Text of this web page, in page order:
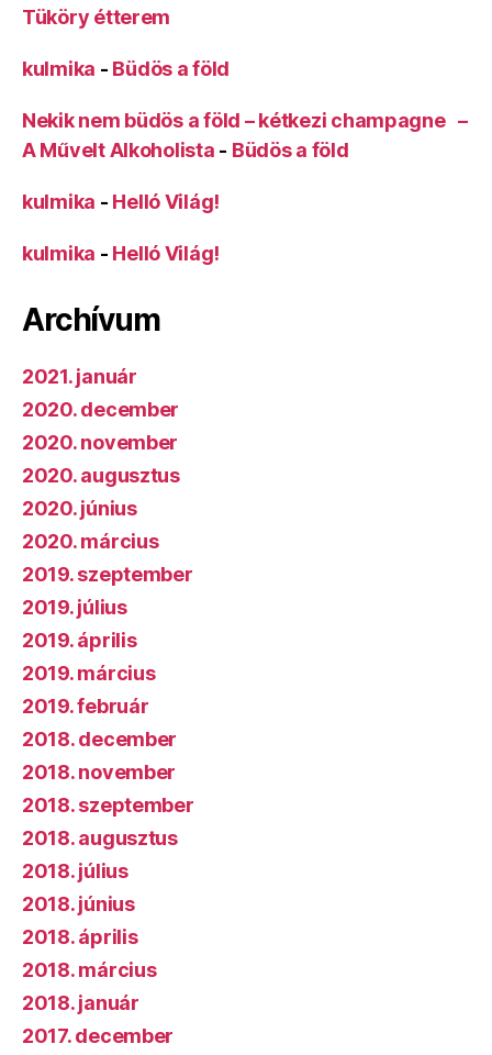
Tüköry étterem
kulmika - Büdös a föld
Nekik nem büdös a föld – kétkezi champagne –
A Művelt Alkoholista - Büdös a föld
kulmika - Helló Világ!
kulmika - Helló Világ!
Archívum
2021. január
2020. december
2020. november
2020. augusztus
2020. június
2020. március
2019. szeptember
2019. július
2019. április
2019. március
2019. február
2018. december
2018. november
2018. szeptember
2018. augusztus
2018. július
2018. június
2018. április
2018. március
2018. január
2017. december